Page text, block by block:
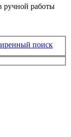
ручной работы
поиск